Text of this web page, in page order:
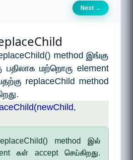
Next →
method இங்கு
பதிலாக மற்றொரு element
replaceChild method
method இல்
கள் accept செய்கிறது.